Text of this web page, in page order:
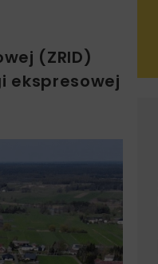
(ZRID)
ekspresowej